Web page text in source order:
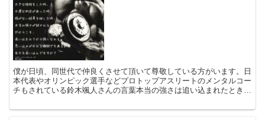
僕が日頃、同世代で仲良くさせて頂いて尊敬している方がいます。日
本代表やオリンピック選手などプロトップアスリートのメンタルコー
チもされている鈴木颯人さんの言葉本当の強さは追い込まれたときに